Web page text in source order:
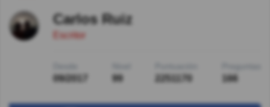
Carlos Ruiz
Escritor
09/2017 99 2251170 166